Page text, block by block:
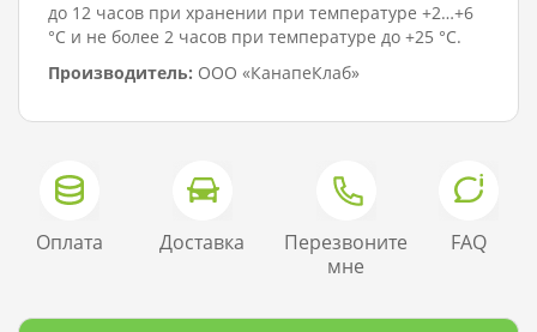
до 12 часов при хранении при температуре +2…+6
°C и не более 2 часов при температуре до +25 °C.
Производитель: ООО «КанапеКлаб»
Оплата Доставка
Перезвоните
мне
FAQ